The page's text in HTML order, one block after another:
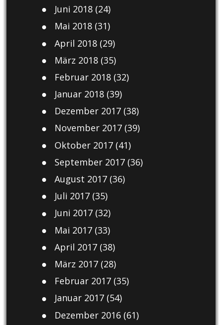
Juni 2018(24)
Mai 2018(31)
April 2018(29)
März 2018(35)
Februar 2018(32)
Januar 2018(39)
Dezember 2017(38)
November 2017(39)
Oktober 2017(41)
September 2017(36)
August 2017(36)
Juli 2017(35)
Juni 2017(32)
Mai 2017(33)
April 2017(38)
März 2017(28)
Februar 2017(35)
Januar 2017(54)
Dezember 2016(61)